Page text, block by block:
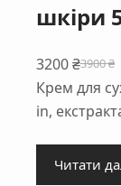
шкіри
3900₴
ціна:
3900 ₴.
3200₴
ціна:
3200 ₴.
Крем для
in,
Читати